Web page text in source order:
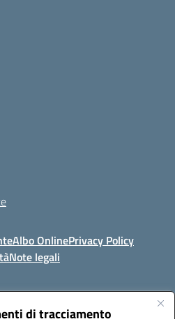
di tracciamento
Albo OnlinePrivacy Policy
Note legali
71121 Foggia